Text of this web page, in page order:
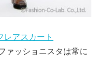
レアスカート
ァッショニスタは常に